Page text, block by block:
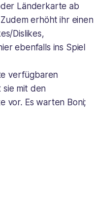
Länderkarte ab
erhöht ihr einen
Dislikes,
ebenfalls ins Spiel
verfügbaren
sie mit den
vor. Es warten Boni;